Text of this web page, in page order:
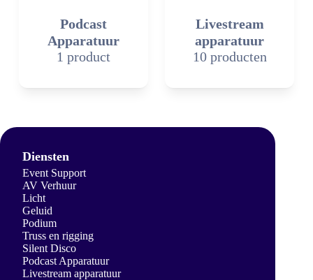
Podcast
Apparatuur
1 product
Livestream
apparatuur
10 producten
Diensten
Event Support
AV Verhuur
Licht
Geluid
Podium
Truss en rigging
Silent Disco
Podcast Apparatuur
Livestream apparatuur